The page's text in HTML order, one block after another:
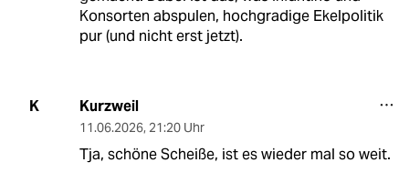
Konsorten abspulen, hochgradige Ekelpolitik
pur (und nicht erst jetzt).
K Kurzweil
11.06.2026, 21:20 Uhr
Tja, schöne Scheiße, ist es wieder mal so weit.